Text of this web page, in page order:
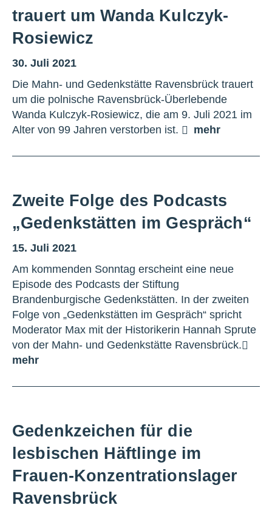
trauert um Wanda Kulczyk-
Rosiewicz
30. Juli 2021
Die Mahn- und Gedenkstätte Ravensbrück trauert
um die polnische Ravensbrück-Überlebende
Wanda Kulczyk-Rosiewicz, die am 9. Juli 2021 im
Alter von 99 Jahren verstorben ist.
mehr
Zweite Folge des Podcasts
„Gedenkstätten im Gespräch“
15. Juli 2021
Am kommenden Sonntag erscheint eine neue
Episode des Podcasts der Stiftung
Brandenburgische Gedenkstätten. In der zweiten
Folge von „Gedenkstätten im Gespräch“ spricht
Moderator Max mit der Historikerin Hannah Sprute
von der Mahn- und Gedenkstätte Ravensbrück.
mehr
Gedenkzeichen für die
lesbischen Häftlinge im
Frauen-Konzentrationslager
Ravensbrück